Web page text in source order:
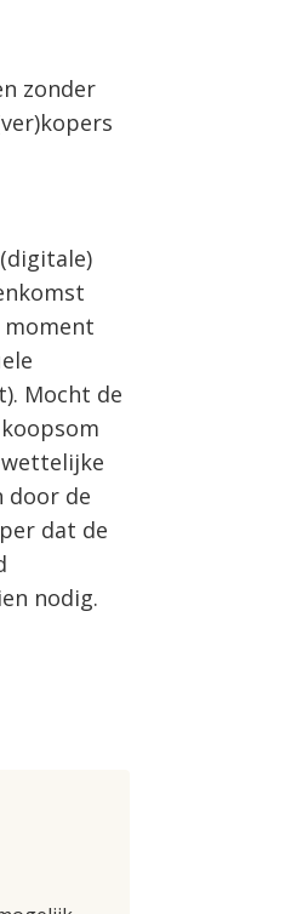
zonder
moment
Mocht de
door de
dat de
nodig.